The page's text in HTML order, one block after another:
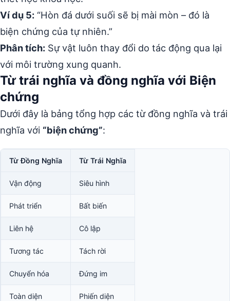
Ví dụ 5: “Hòn đá dưới suối sẽ bị mài mòn – đó là
biện chứng của tự nhiên.”
Phân tích: Sự vật luôn thay đổi do tác động qua lại
với môi trường xung quanh.
Từ trái nghĩa và đồng nghĩa với Biện
chứng
Dưới đây là bảng tổng hợp các từ đồng nghĩa và trái
nghĩa với “biện chứng”:
Từ Đồng Nghĩa Từ Trái Nghĩa
Vận động Siêu hình
Phát triển Bất biến
Liên hệ Cô lập
Tương tác Tách rời
Chuyển hóa Đứng im
Toàn diện Phiến diện